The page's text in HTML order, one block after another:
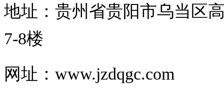
地址： 贵州省贵阳市乌当区
7-8楼
网址：www.jzdqgc.com